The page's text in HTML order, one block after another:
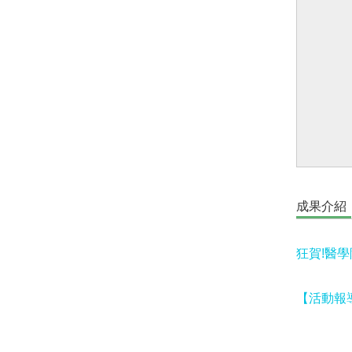
成果介紹
狂賀!醫
【活動